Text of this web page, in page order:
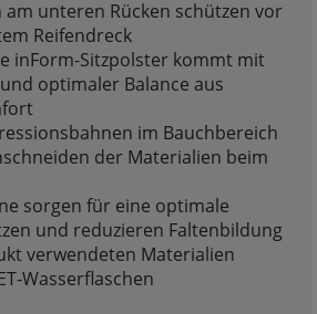
am unteren Rücken schützen vor
Reifendreck
inForm-Sitzpolster kommt mit
optimaler Balance aus
im Bauchbereich
der Materialien beim
sorgen für eine optimale
und reduzieren Faltenbildung
verwendeten Materialien
Wasserflaschen